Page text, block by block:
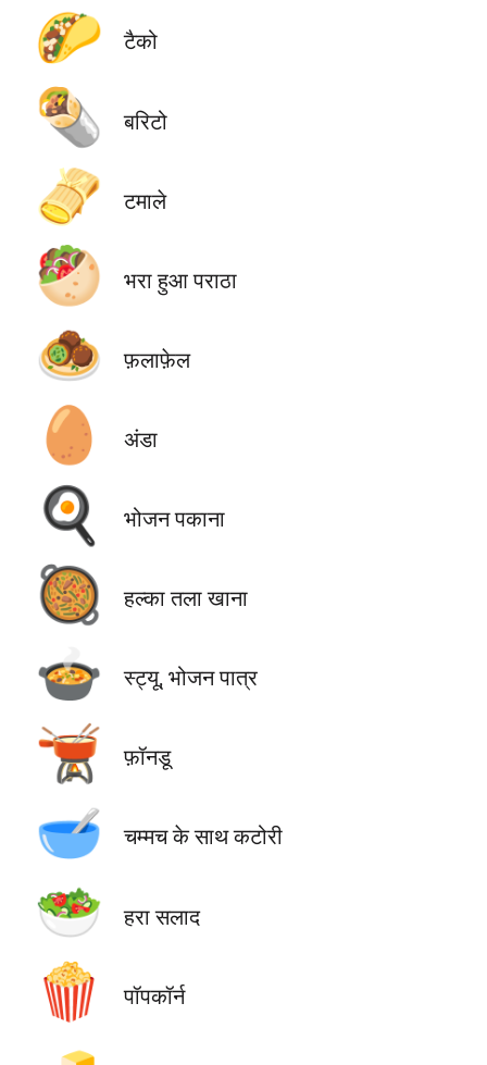
🌮 टैको
🌯 बरिटो
🫔 टमाले
🥙 भरा हुआ पराठा
🧆 फ़लाफ़ेल
🥚 अंडा
🍳 भोजन पकाना
🥘 हल्का तला खाना
🍲 स्ट्यू, भोजन पात्र
🫕 फ़ॉनडू
🥣 चम्मच के साथ कटोरी
🥗 हरा सलाद
🍿 पॉपकॉर्न